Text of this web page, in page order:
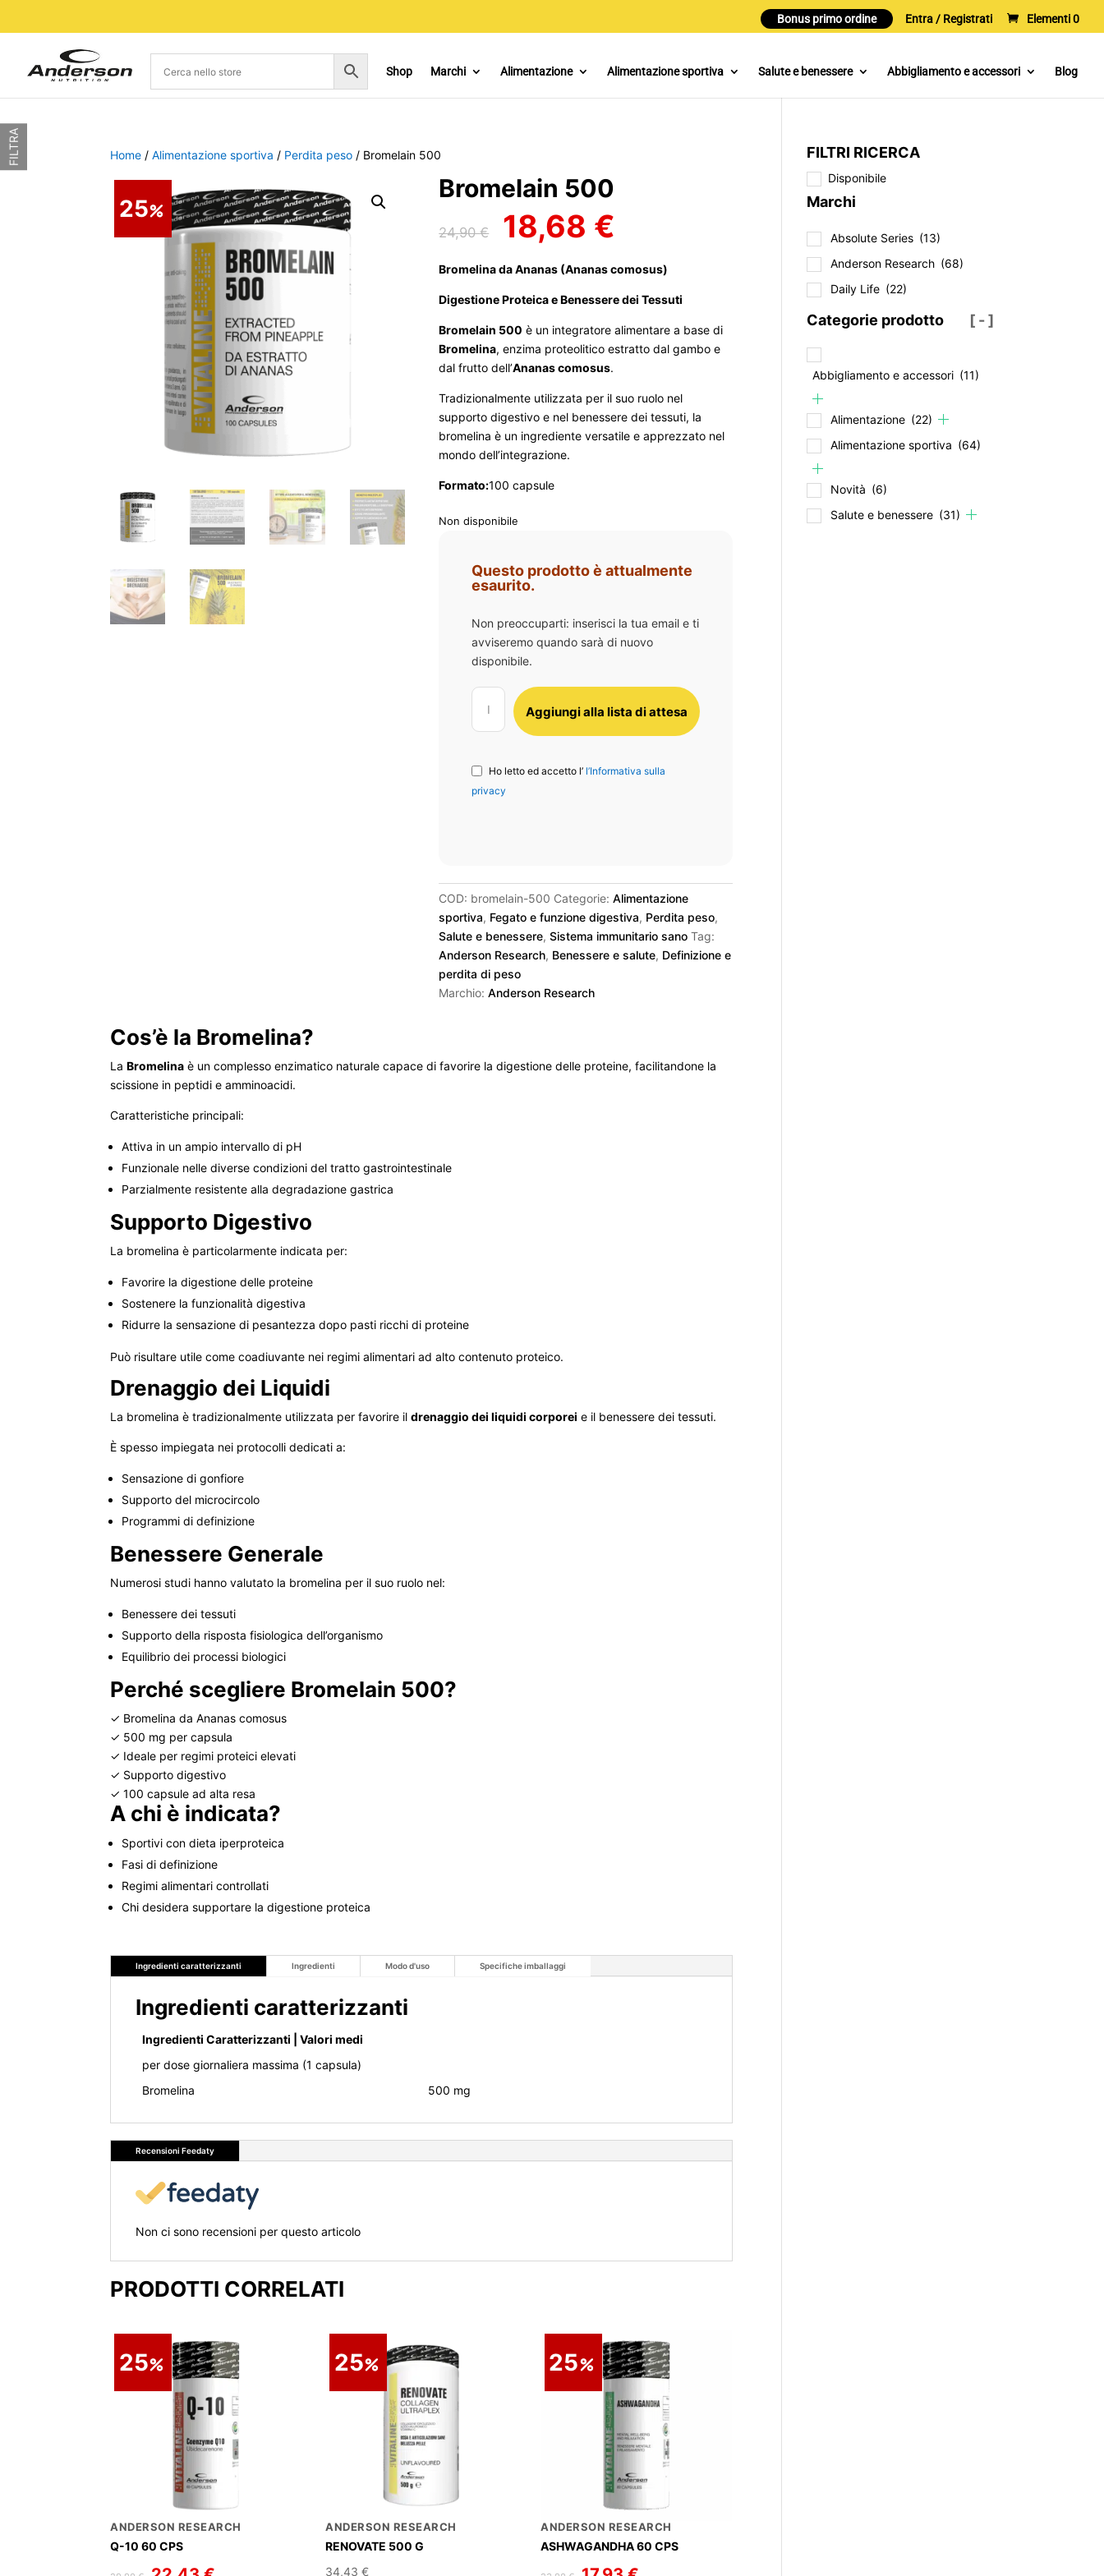
Bonus primo ordine Entra / Registrati Elementi 0
Shop Marchi Alimentazione Alimentazione sportiva Salute e benessere Abbigliamento e accessori Blog
Home /Alimentazione sportiva / Perdita peso / Bromelain 500
25
Bromelain 500
24,90€ Il
prezzo
originale
era:
24,90 €.
18,68 €
attuale
è:
18,68 €.
Bromelina da Ananas (Ananas comosus)
Digestione Proteica e Benessere dei Tessuti
Bromelain 500 è un integratore alimentare a base di
Bromelina, enzima proteolitico estratto dal gambo e
dal frutto dell’Ananas comosus.
Tradizionalmente utilizzata per il suo ruolo nel
supporto digestivo e nel benessere dei tessuti, la
bromelina è un ingrediente versatile e apprezzato nel
mondo dell’integrazione.
Formato:100 capsule
Non disponibile
Questo prodotto è attualmente
esaurito.
Non preoccuparti: inserisci la tua email e ti
avviseremo quando sarà di nuovo
disponibile.
Ho letto ed accetto l’ l’Informativa sulla
privacy
COD: bromelain-500 Categorie:Alimentazione
sportiva, Fegato e funzione digestiva, Perdita peso,
Salute e benessere,Sistema immunitario sano Tag:
Anderson Research, Benessere e salute, Definizione e
perdita di peso
Marchio:Anderson Research
Cos’è la Bromelina?
LaBromelina è un complesso enzimatico naturale capace di favorire la digestione delle proteine, facilitandone la
scissione in peptidi e amminoacidi.
Caratteristiche principali:
Attiva in un ampio intervallo di pH
Funzionale nelle diverse condizioni del tratto gastrointestinale
Parzialmente resistente alla degradazione gastrica
Supporto Digestivo
La bromelina è particolarmente indicata per:
Favorire la digestione delle proteine
Sostenere la funzionalità digestiva
Ridurre la sensazione di pesantezza dopo pasti ricchi di proteine
Può risultare utile come coadiuvante nei regimi alimentari ad alto contenuto proteico.
Drenaggio dei Liquidi
La bromelina è tradizionalmente utilizzata per favorire ildrenaggio dei liquidi corporei e il benessere dei tessuti.
È spesso impiegata nei protocolli dedicati a:
Sensazione di gonfiore
Supporto del microcircolo
Programmi di definizione
Benessere Generale
Numerosi studi hanno valutato la bromelina per il suo ruolo nel:
Benessere dei tessuti
Supporto della risposta fisiologica dell’organismo
Equilibrio dei processi biologici
Perché scegliere Bromelain 500?
✓ Bromelina da Ananas comosus
✓ 500 mg per capsula
✓ Ideale per regimi proteici elevati
✓ Supporto digestivo
✓ 100 capsule ad alta resa
A chi è indicata?
Sportivi con dieta iperproteica
Fasi di definizione
Regimi alimentari controllati
Chi desidera supportare la digestione proteica
Ingredienti caratterizzanti Ingredienti Modo d'uso Specifiche imballaggi
Ingredienti caratterizzanti
Ingredienti Caratterizzanti | Valori medi
per dose giornaliera massima (1 capsula)
Bromelina
500 mg
Recensioni Feedaty
Non ci sono recensioni per questo articolo
PRODOTTI CORRELATI
25
ANDERSON RESEARCH
Q-10 60 CPS
Il
25
ANDERSON RESEARCH
RENOVATE 500 G
34,43€
25
ANDERSON RESEARCH
ASHWAGANDHA 60 CPS
Il
FILTRI RICERCA
Disponibile
Marchi
Absolute Series (13)
Anderson Research (68)
Daily Life (22)
Categorie prodotto [ - ]
Abbigliamento e accessori (11)
Alimentazione (22)
Alimentazione sportiva (64)
Novità (6)
Salute e benessere (31)
FILTRA